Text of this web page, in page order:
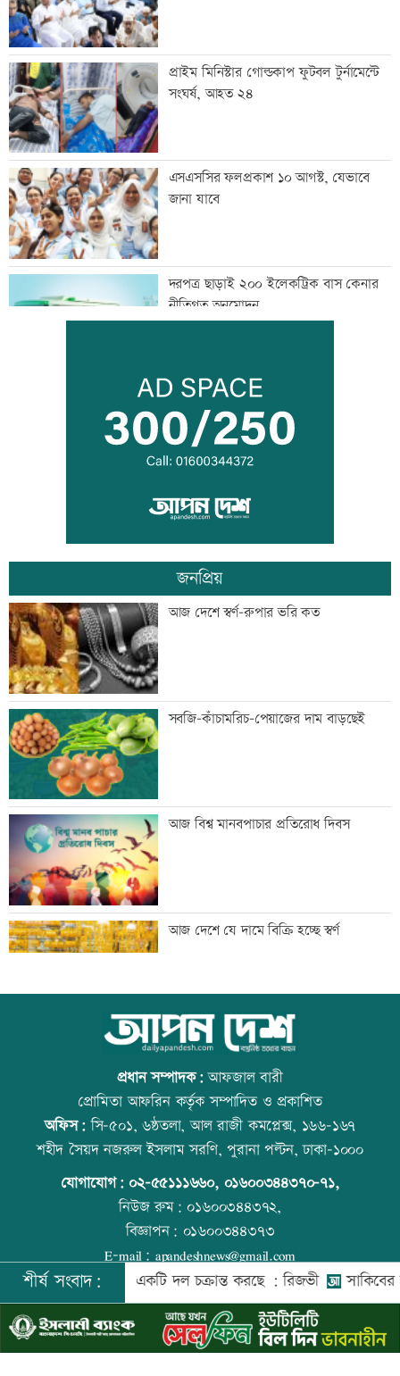
প্রাইম মিনিস্টার গোল্ডকাপ ফুটবল টুর্নামেন্টে
সংঘর্ষ, আহত ২৪
এসএসসির ফলপ্রকাশ ১০ আগস্ট, যেভাবে
জানা যাবে
দরপত্র ছাড়াই ২০০ ইলেকট্রিক বাস কেনার
নীতিগত অনুমোদন
তনু হত্যার আসামি সাবেক সেনাসদস্য
হাফিজুরকে আত্মসমর্পণের নির্দেশ
দুদকের মামলায় ঢাকা ব্যাংকের ৪ কর্মকর্তার
কারাদণ্ড
জিয়াউর রহমান দেশে প্রথম সবুজ বিপ্লবের
ডাক দিয়েছিলেন: পরিবেশমন্ত্রী
প্রথম শ্রেণিতে ভর্তি লটারিতে
মেঘনার ভাঙনরোধে জিও ব্যাগ প্রকল্পে
অনিয়ম, এলাকাবাসীর মানববন্ধন
বাংলাদেশি পাঁচ হাজার কৃষি শ্রমিক নেবে
ওমান
স্বর্ণ খাতকে আনুষ্ঠানিক কাঠামোয় আনছে
সরকার, মতামত চাইল মন্ত্রণালয়
গবেষণা-দক্ষতা উন্নয়নে বাংলাদেশ-অস্ট্রেলিয়ার
নতুন উদ্যোগ
বিমানবন্দরে বাড়ছে নিরাপত্তা, বসছে অ্যান্টি-
ড্রোন সিস্টেম
প্রশিক্ষণার্থীদের সনদ দিলো কালীগঞ্জ
জনপ্রিয়
আজ দেশে স্বর্ণ-রুপার ভরি কত
সবজি-কাঁচামরিচ-পেয়াজের দাম বাড়ছেই
আজ বিশ্ব মানবপাচার প্রতিরোধ দিবস
আজ দেশে যে দামে বিক্রি হচ্ছে স্বর্ণ
আজ বিশ্ব বন্ধু দিবস
প্রতিমন্ত্রীকে ঘিরে ভাইরাল ভিডিওতে ছবি
জুড়ে অপপ্রচার: এলিন
বিশ্ব মাতৃদুগ্ধ দিবস আজ
আজ স্বর্ণ-রুপা যে দামে বিক্রি হচ্ছে
প্রধান সম্পাদক:আফজাল বারী
প্রোমিতা আফরিন কর্তৃক সম্পাদিত ও প্রকাশিত
অফিস:সি-৫০১, ৬ষ্ঠতলা, আল রাজী কমপ্লেক্স, ১৬৬-১৬৭
শহীদ সৈয়দ নজরুল ইসলাম সরণি, পুরানা পল্টন, ঢাকা-১০০০
যোগাযোগ: ০২-৫৫১১১৬৬০, ০১৬০০৩৪৪৩৭০-৭১,
নিউজ রুম:০১৬০০৩৪৪৩৭২,
বিজ্ঞাপন: ০১৬০০৩৪৪৩৭৩
E-mail: apandeshnews@gmail.com
©২০২৬ |আপন দেশ ডটকমকর্তৃক সর্বসত্ব ® সংরক্ষিত | উন্নয়নে
ইমিথমেকারস.কম
শীর্ষ সংবাদ:
দেশের বিরুদ্ধে একটি দল চক্রান্ত করছে : রিজভী সাকিবের